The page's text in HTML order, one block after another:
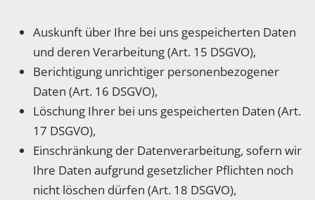
Auskunft über Ihre bei uns gespeicherten Daten
und deren Verarbeitung (Art. 15 DSGVO),
Berichtigung unrichtiger personenbezogener
Daten (Art. 16 DSGVO),
Löschung Ihrer bei uns gespeicherten Daten (Art.
17 DSGVO),
Einschränkung der Datenverarbeitung, sofern wir
Ihre Daten aufgrund gesetzlicher Pflichten noch
nicht löschen dürfen (Art. 18 DSGVO),